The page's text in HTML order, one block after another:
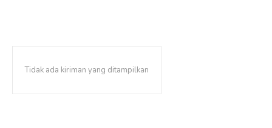
Tidak ada kiriman yang ditampilkan